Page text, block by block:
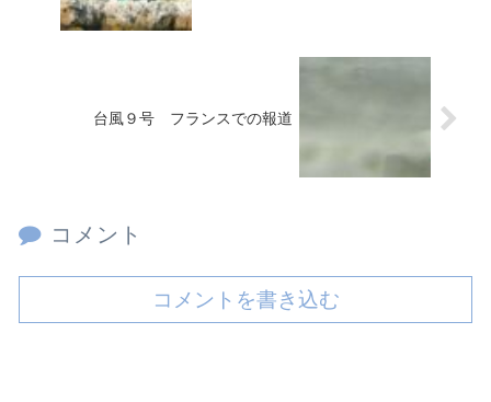
台風９号 フランスでの報道
コメント
コメントを書き込む